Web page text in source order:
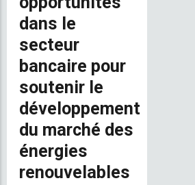
dans le
secteur
bancaire pour
soutenir le
développement
du marché des
énergies
renouvelables